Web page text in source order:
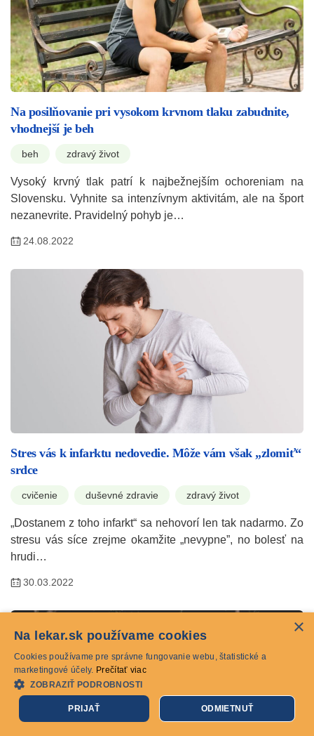
Na posilňovanie pri vysokom krvnom tlaku zabudnite,
vhodnejší je beh
beh zdravý život
Vysoký krvný tlak patrí k najbežnejším ochoreniam na
Slovensku. Vyhnite sa intenzívnym aktivitám, ale na šport
nezanevrite. Pravidelný pohyb je…
24.08.2022
Stres vás k infarktu nedovedie. Môže vám však „zlomiť“
srdce
cvičenie duševné zdravie zdravý život
„Dostanem z toho infarkt“ sa nehovorí len tak nadarmo. Zo
stresu vás síce zrejme okamžite „nevypne”, no bolesť na
hrudi…
30.03.2022
×
Na lekar.sk používame cookies
Cookies používame pre správne fungovanie webu, štatistické a
marketingové účely. Prečítať viac
ZOBRAZIŤ PODROBNOSTI
PRIJAŤ ODMIETNUŤ